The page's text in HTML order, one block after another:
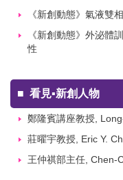
《新創動態》氣液雙
《新創動態》外泌
性
■ 看見▪新創人物
鄭隆賓講座教授,
莊曜宇教授, Eric Y.
王仲祺部主任, Chen-